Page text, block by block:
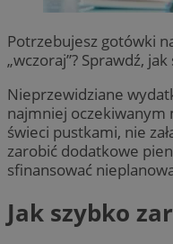
Potrzebujesz gotówki
„wczoraj”? Sprawdź,
Nieprzewidziane
najmniej oczekiwanym
świeci pustkami, nie
zarobić dodatkowe
sfinansować
Jak szybko